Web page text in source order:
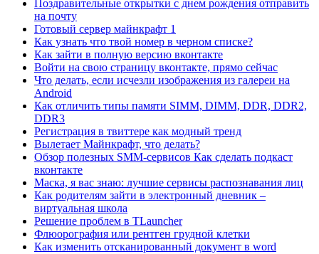
Поздравительные открытки с днем рождения отправить
на почту
Готовый сервер майнкрафт 1
Как узнать что твой номер в черном списке?
Как зайти в полную версию вконтакте
Войти на свою страницу вконтакте, прямо сейчас
Что делать, если исчезли изображения из галереи на
Android
Как отличить типы памяти SIMM, DIMM, DDR, DDR2,
DDR3
Регистрация в твиттере как модный тренд
Вылетает Майнкрафт, что делать?
Обзор полезных SMM-сервисов Как сделать подкаст
вконтакте
Маска, я вас знаю: лучшие сервисы распознавания лиц
Как родителям зайти в электронный дневник –
виртуальная школа
Решение проблем в TLauncher
Флюорография или рентген грудной клетки
Как изменить отсканированный документ в word